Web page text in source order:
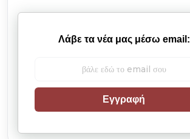
Λάβε τα νέα μας μέσω email:
Εγγραφή